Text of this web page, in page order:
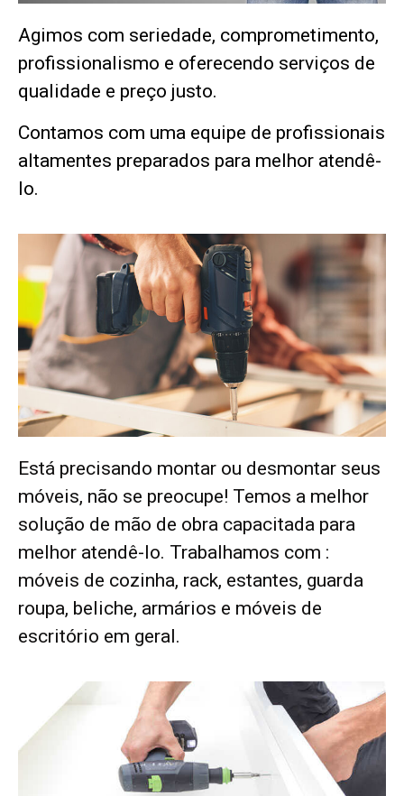
Agimos com seriedade, comprometimento,
profissionalismo e oferecendo serviços de
qualidade e preço justo.
Contamos com uma equipe de profissionais
altamentes preparados para melhor atendê-
lo.
Está precisando montar ou desmontar seus
móveis, não se preocupe! Temos a melhor
solução de mão de obra capacitada para
melhor atendê-lo. Trabalhamos com :
móveis de cozinha, rack, estantes, guarda
roupa, beliche, armários e móveis de
escritório em geral.